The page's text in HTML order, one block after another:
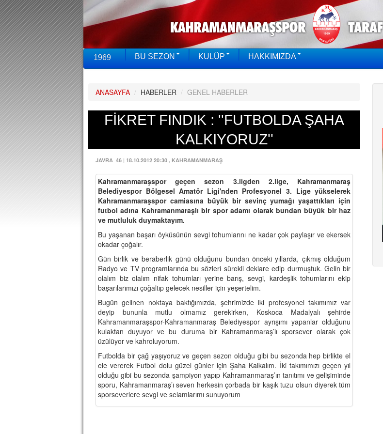
1969 BU SEZON KULÜP HAKKIMIZDA
ANASAYFA / HABERLER / GENEL HABERLER
FİKRET FINDIK : ''FUTBOLDA ŞAHA
KALKIYORUZ''
JAVRA_46 | 18.10.2012 20:30 , KAHRAMANMARAŞ
Kahramanmaraşspor geçen sezon 3.ligden 2.lige, Kahramanmaraş
Belediyespor Bölgesel Amatör Ligi'nden Profesyonel 3. Lige yükselerek
Kahramanmaraşspor camiasına büyük bir sevinç yumağı yaşattıkları için
futbol adına Kahramanmaraşlı bir spor adamı olarak bundan büyük bir haz
ve mutluluk duymaktayım.
Bu yaşanan başarı öyküsünün sevgi tohumlarını ne kadar çok paylaşır ve ekersek
okadar çoğalır.
Gün birlik ve beraberlik günü olduğunu bundan önceki yıllarda, çıkmış olduğum
Radyo ve TV programlarında bu sözleri sürekli deklare edip durmuştuk. Gelin bir
olalım biz olalım nifak tohumları yerine barış, sevgi, kardeşlik tohumlarını ekip
başarılarımızı çoğaltıp gelecek nesiller için yeşertelim.
Bugün gelinen noktaya baktığımızda, şehrimizde iki profesyonel takımımız var
deyip bununla mutlu olmamız gerekirken, Koskoca Madalyalı şehirde
Kahramanmaraşspor-Kahramanmaraş Belediyespor ayrışımı yapanlar olduğunu
kulaktan duyuyor ve bu duruma bir Kahramanmaraş’lı sporsever olarak çok
üzülüyor ve kahroluyorum.
Futbolda bir çağ yaşıyoruz ve geçen sezon olduğu gibi bu sezonda hep birlikte el
ele vererek Futbol dolu güzel günler için Şaha Kalkalım. İki takımımızı geçen yıl
olduğu gibi bu sezonda şampiyon yapıp Kahramanmaraş’ın tanıtımı ve gelişiminde
sporu, Kahramanmaraş’ı seven herkesin çorbada bir kaşık tuzu olsun diyerek tüm
sporseverlere sevgi ve selamlarımı sunuyorum